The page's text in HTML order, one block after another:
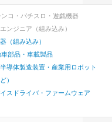
ンコ・パチスロ・遊戯機器
ンジニア（組み込み）
（組み込み）
部品・車載製品
導体製造装置・産業用ロボット
）
スドライバ・ファームウェア